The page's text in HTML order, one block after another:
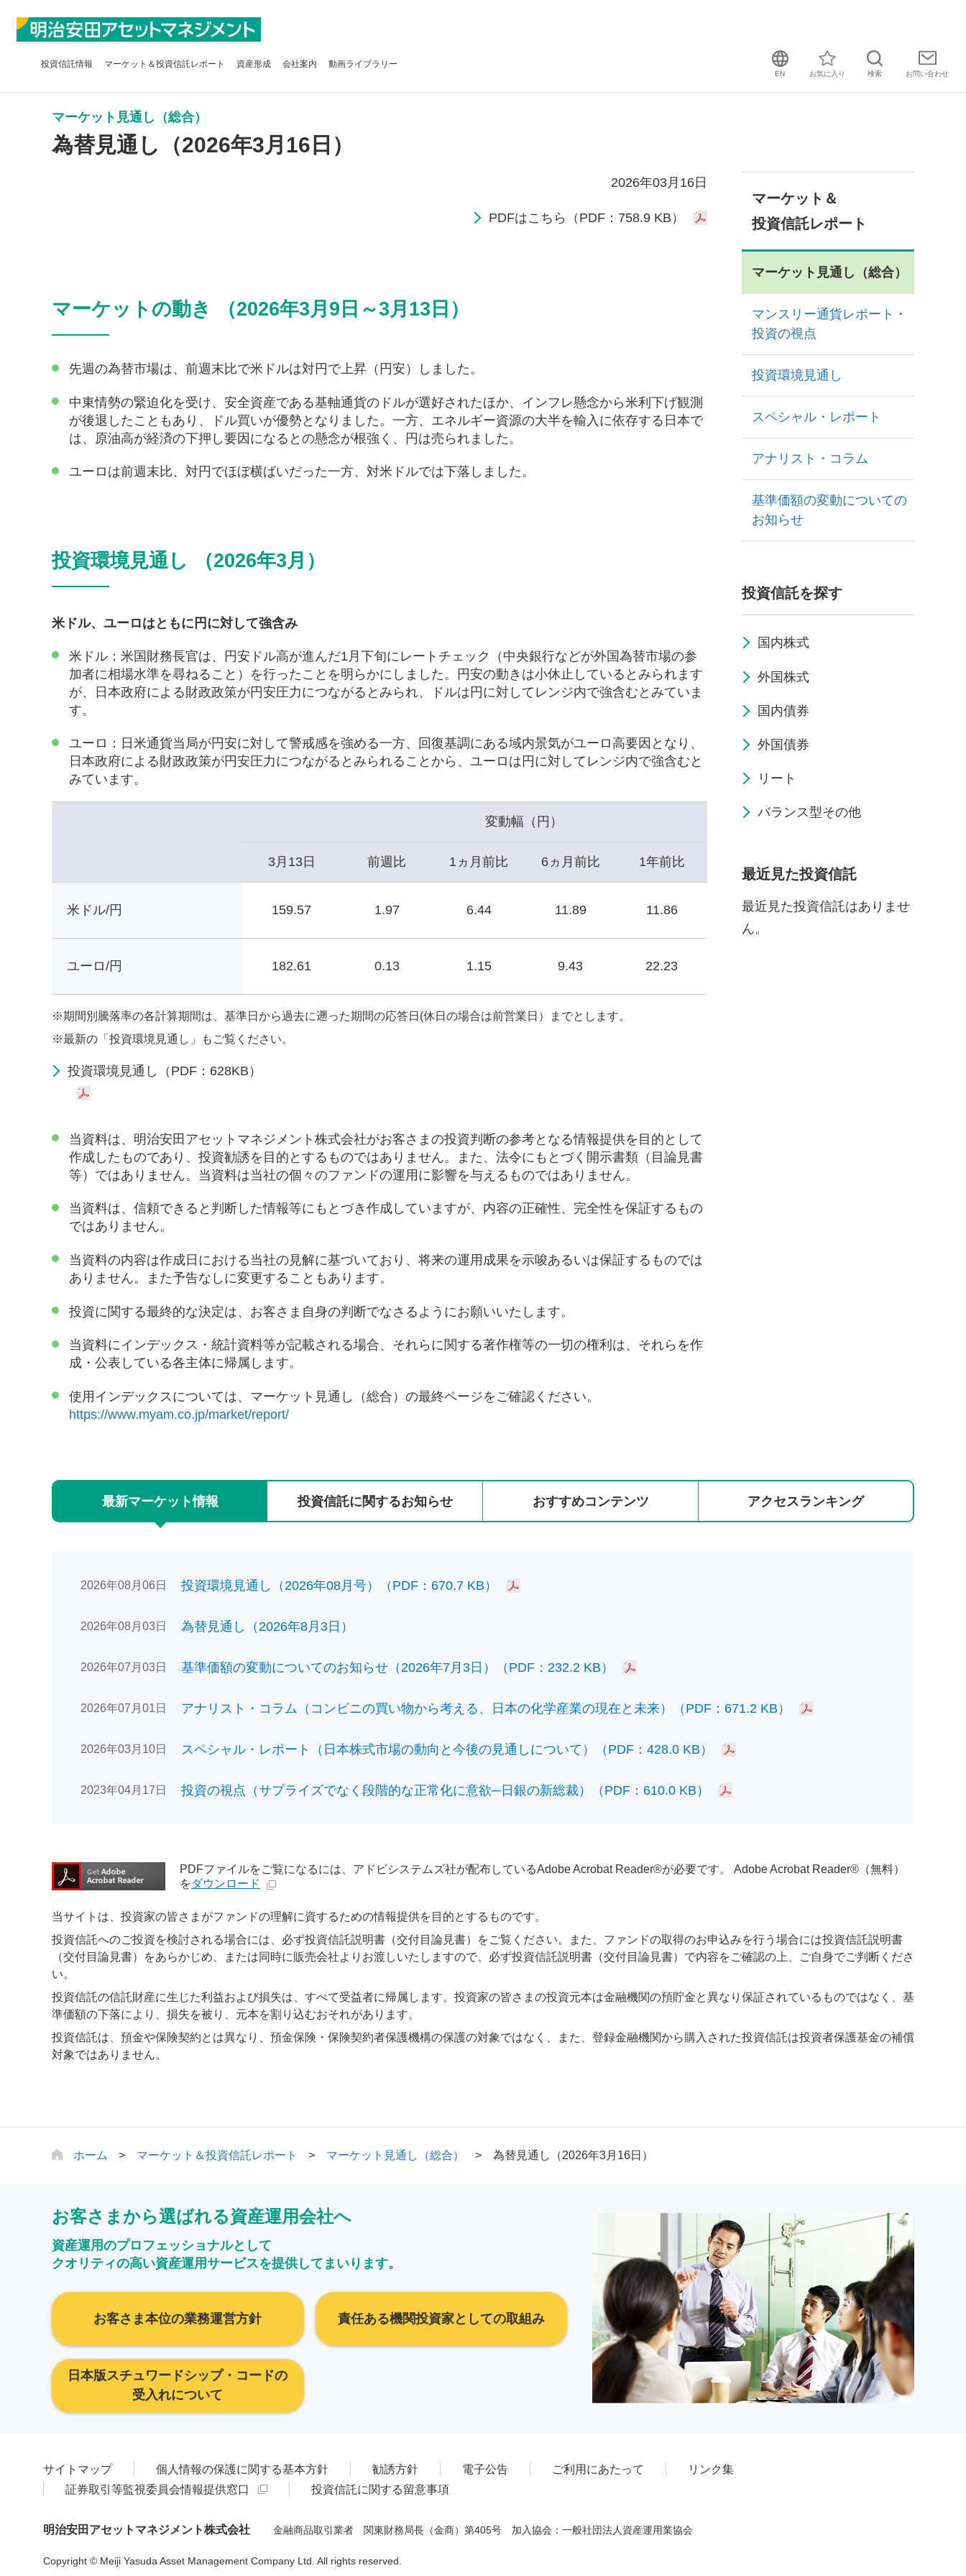
投資信託情報 マーケット＆投資信託レポート 資産形成 会社案内 動画ライブラリー
EN お気に入り 検索 お問い合わせ
マーケット見通し（総合）
為替見通し（2026年3月16日）
2026年03月16日
PDFはこちら（PDF：758.9 KB）
マーケットの動き （2026年3月9日～3月13日）
先週の為替市場は、前週末比で米ドルは対円で上昇（円安）しました。
中東情勢の緊迫化を受け、安全資産である基軸通貨のドルが選好されたほか、インフレ懸念から米利下げ観測
が後退したこともあり、ドル買いが優勢となりました。一方、エネルギー資源の大半を輸入に依存する日本で
は、原油高が経済の下押し要因になるとの懸念が根強く、円は売られました。
ユーロは前週末比、対円でほぼ横ばいだった一方、対米ドルでは下落しました。
投資環境見通し （2026年3月）
米ドル、ユーロはともに円に対して強含み
米ドル：米国財務長官は、円安ドル高が進んだ1月下旬にレートチェック（中央銀行などが外国為替市場の参
加者に相場水準を尋ねること）を行ったことを明らかにしました。円安の動きは小休止しているとみられます
が、日本政府による財政政策が円安圧力につながるとみられ、ドルは円に対してレンジ内で強含むとみていま
す。
ユーロ：日米通貨当局が円安に対して警戒感を強める一方、回復基調にある域内景気がユーロ高要因となり、
日本政府による財政政策が円安圧力につながるとみられることから、ユーロは円に対してレンジ内で強含むと
みています。
変動幅（円）
3月13日 前週比 1ヵ月前比 6ヵ月前比 1年前比
米ドル/円 159.57 1.97 6.44 11.89 11.86
ユーロ/円 182.61 0.13 1.15 9.43 22.23
※期間別騰落率の各計算期間は、基準日から過去に遡った期間の応答日(休日の場合は前営業日）までとします。
※最新の「投資環境見通し」もご覧ください。
投資環境見通し（PDF：628KB）
当資料は、明治安田アセットマネジメント株式会社がお客さまの投資判断の参考となる情報提供を目的として
作成したものであり、投資勧誘を目的とするものではありません。また、法令にもとづく開示書類（目論見書
等）ではありません。当資料は当社の個々のファンドの運用に影響を与えるものではありません。
当資料は、信頼できると判断した情報等にもとづき作成していますが、内容の正確性、完全性を保証するもの
ではありません。
当資料の内容は作成日における当社の見解に基づいており、将来の運用成果を示唆あるいは保証するものでは
ありません。また予告なしに変更することもあります。
投資に関する最終的な決定は、お客さま自身の判断でなさるようにお願いいたします。
当資料にインデックス・統計資料等が記載される場合、それらに関する著作権等の一切の権利は、それらを作
成・公表している各主体に帰属します。
使用インデックスについては、マーケット見通し（総合）の最終ページをご確認ください。
https://www.myam.co.jp/market/report/
マーケット＆
投資信託レポート
マーケット見通し（総合）
マンスリー通貨レポート・
投資の視点
投資環境見通し
スペシャル・レポート
アナリスト・コラム
基準価額の変動についての
お知らせ
投資信託を探す
国内株式
外国株式
国内債券
外国債券
リート
バランス型その他
最近見た投資信託
最近見た投資信託はありませ
ん。
最新マーケット情報 投資信託に関するお知らせ おすすめコンテンツ アクセスランキング
2026年08月06日 投資環境見通し（2026年08月号）（PDF：670.7 KB）
2026年08月03日 為替見通し（2026年8月3日）
2026年07月03日 基準価額の変動についてのお知らせ（2026年7月3日）（PDF：232.2 KB）
2026年07月01日 アナリスト・コラム（コンビニの買い物から考える、日本の化学産業の現在と未来）（PDF：671.2 KB）
2026年03月10日 スペシャル・レポート（日本株式市場の動向と今後の見通しについて）（PDF：428.0 KB）
2023年04月17日 投資の視点（サプライズでなく段階的な正常化に意欲─日銀の新総裁）（PDF：610.0 KB）
PDFファイルをご覧になるには、アドビシステムズ社が配布しているAdobe Acrobat Reader®が必要です。 Adobe Acrobat Reader®（無料）
をダウンロード
当サイトは、投資家の皆さまがファンドの理解に資するための情報提供を目的とするものです。
投資信託へのご投資を検討される場合には、必ず投資信託説明書（交付目論見書）をご覧ください。また、ファンドの取得のお申込みを行う場合には投資信託説明書
（交付目論見書）をあらかじめ、または同時に販売会社よりお渡しいたしますので、必ず投資信託説明書（交付目論見書）で内容をご確認の上、ご自身でご判断くださ
い。
投資信託の信託財産に生じた利益および損失は、すべて受益者に帰属します。投資家の皆さまの投資元本は金融機関の預貯金と異なり保証されているものではなく、基
準価額の下落により、損失を被り、元本を割り込むおそれがあります。
投資信託は、預金や保険契約とは異なり、預金保険・保険契約者保護機構の保護の対象ではなく、また、登録金融機関から購入された投資信託は投資者保護基金の補償
対象ではありません。
ホーム マーケット＆投資信託レポート マーケット見通し（総合） 為替見通し（2026年3月16日）
お客さまから選ばれる資産運用会社へ
資産運用のプロフェッショナルとして
クオリティの高い資産運用サービスを提供してまいります。
お客さま本位の業務運営方針 責任ある機関投資家としての取組み
日本版スチュワードシップ・コードの
受入れについて
サイトマップ 個人情報の保護に関する基本方針 勧誘方針 電子公告 ご利用にあたって
リンク集
証券取引等監視委員会情報提供窓口
投資信託に関する留意事項
明治安田アセットマネジメント株式会社 金融商品取引業者 関東財務局長（金商）第405号 加入協会：一般社団法人資産運用業協会
Copyright © Meiji Yasuda Asset Management Company Ltd. All rights reserved.